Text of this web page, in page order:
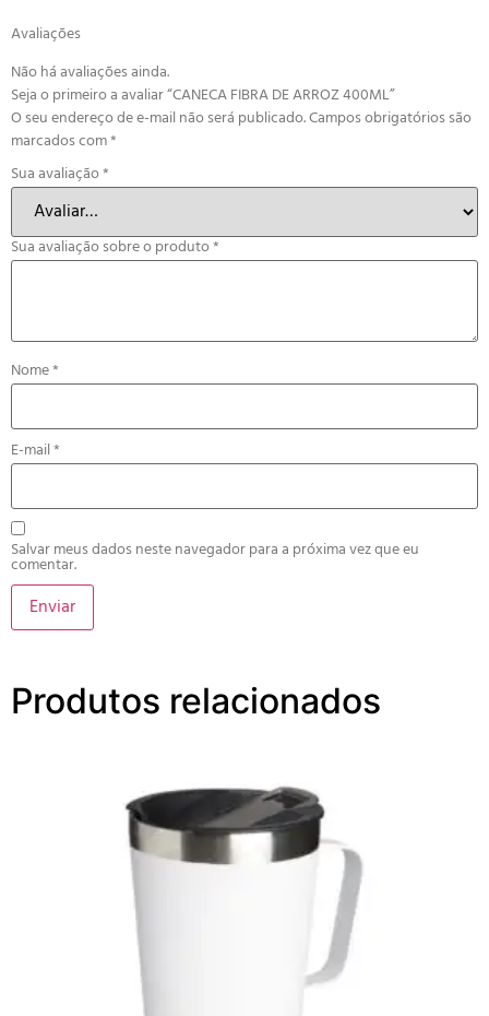
Avaliações
Não há avaliações ainda.
Seja o primeiro a avaliar “CANECA FIBRA DE ARROZ 400ML”
O seu endereço de e-mail não será publicado.Campos obrigatórios são
marcados com*
Sua avaliação*
Sua avaliação sobre o produto*
Nome*
E-mail*
Salvar meus dados neste navegador para a próxima vez que eu
comentar.
Produtos relacionados